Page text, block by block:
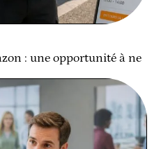
: une opportunité à ne